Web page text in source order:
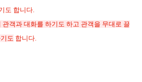
도 합니다.
객과 대화를 하기도 하고 관객을 무대로 끌
도 합니다.